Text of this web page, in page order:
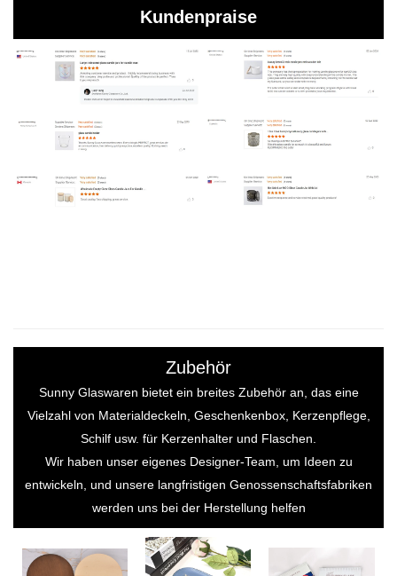
Kundenpraise
Zubehör
Sunny Glaswaren bietet ein breites Zubehör an, das eine
Vielzahl von Materialdeckeln, Geschenkenbox, Kerzenpflege,
Schilf usw. für Kerzenhalter und Flaschen.
Wir haben unser eigenes Designer-Team, um Ideen zu
entwickeln, und unsere langfristigen Genossenschaftsfabriken
werden uns bei der Herstellung helfen